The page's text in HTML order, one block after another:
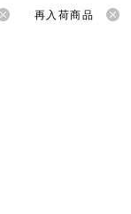
再入荷商品